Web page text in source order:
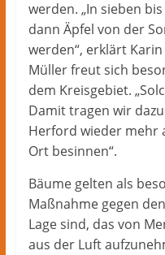
werden. „In sieben
dann Äpfel von der
werden“, erklärt
Müller freut sich
dem Kreisgebiet.
Damit tragen wir
Herford wieder mehr
Ort besinnen“.
Bäume gelten als
Maßnahme gegen
Lage sind, das von
aus der Luft